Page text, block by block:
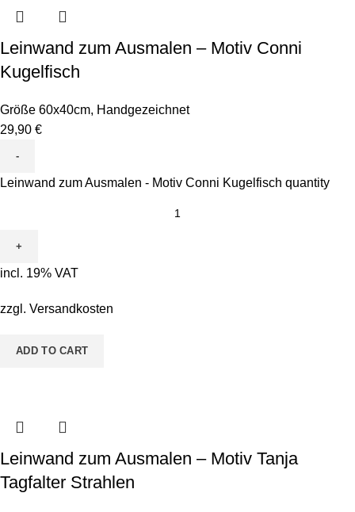
Leinwand zum Ausmalen – Motiv Conni
Kugelfisch
Größe 60x40cm, Handgezeichnet
29,90 €
Leinwand zum Ausmalen - Motiv Conni Kugelfisch quantity
incl. 19% VAT
zzgl. Versandkosten
ADD TO CART
Leinwand zum Ausmalen – Motiv Tanja
Tagfalter Strahlen